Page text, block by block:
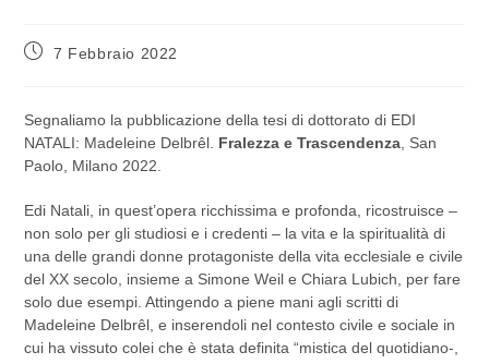
Articolo7 Febbraio 2022
Segnaliamo la pubblicazione della tesi di dottorato di EDI
NATALI: Madeleine Delbrêl. Fralezza e Trascendenza , San
Paolo, Milano 2022.
Edi Natali, in quest’opera ricchissima e profonda, ricostruisce –
non solo per gli studiosi e i credenti – la vita e la spiritualità di
una delle grandi donne protagoniste della vita ecclesiale e civile
del XX secolo, insieme a Simone Weil e Chiara Lubich, per fare
solo due esempi. Attingendo a piene mani agli scritti di
Madeleine Delbrêl, e inserendoli nel contesto civile e sociale in
cui ha vissuto colei che è stata definita “mistica del quotidiano-,